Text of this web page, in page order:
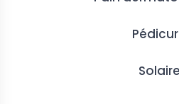
Bougies
Solaire